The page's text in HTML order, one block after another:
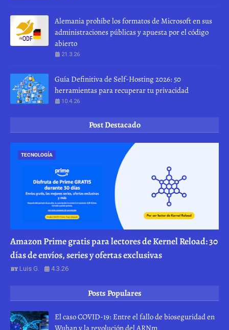
Alemania prohíbe los formatos de Microsoft en sus
administraciones públicas y apuesta por el código
abierto
21.3.26
Guía Definitiva de Self-Hosting 2026: 50
herramientas para recuperar tu privacidad
10.4.26
Post Destacado
TECNOLOGÍA
Amazon Prime gratis para lectores de Kernel Reload: 30
días de envíos, series y ofertas exclusivas
Luis G. 4.3.26
Posts Populares
El caso COVID-19: Entre el fallo de bioseguridad en
Wuhan y la revolución del ARNm